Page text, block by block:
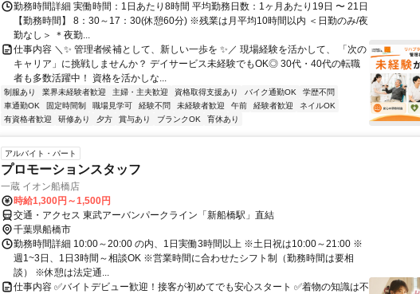
勤務時間詳細 実働時間：1日あたり8時間 平均勤務日数：1ヶ月あたり19日 〜 21日
【勤務時間】 8：30～17：30(休憩60分) ※残業は月平均10時間以内 ＜日勤のみ/夜
勤なし＞ ＊夜勤...
仕事内容 ＼✨ 管理者候補として、新しい一歩を ✨／ 現場経験を活かして、 「次の
キャリア」に挑戦しませんか？ デイサービス未経験でもOK◎ 30代・40代の転職
者も多数活躍中！ 資格を活かしな...
制服あり 業界未経験者歓迎 主婦・主夫歓迎 資格取得支援あり バイク通勤OK
学歴不問
車通勤OK
固定時間制 職場見学可 経験不問 未経験者歓迎 午前 経験者歓迎
ネイルOK
有資格者歓迎
研修あり 夕方 賞与あり ブランクOK 育休あり
アルバイト・パート
プロモーションスタッフ
一蔵 イオン船橋店
時給1,300円～1,500円
交通・アクセス 東武アーバンパークライン「新船橋駅」直結
千葉県船橋市
勤務時間詳細 10:00～20:00 の内、1日実働3時間以上 ※土日祝は10:00～21:00 ※
週1~3日、1日3時間～相談OK ※営業時間に合わせたシフト制（勤務時間は要相
談） ※休憩は法定通...
仕事内容 ✅バイトデビュー歓迎！接客が初めてでも安心スタート ✅着物の知識は不